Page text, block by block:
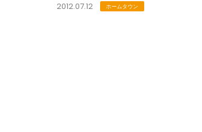
2012.07.12 ホームタウン